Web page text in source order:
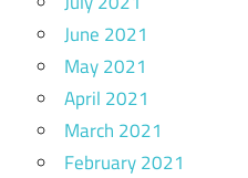
June 2021
May 2021
April 2021
March 2021
February 2021